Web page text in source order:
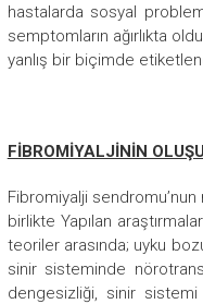
hastalarda sosyal
semptomların ağırlıkta
yanlış bir biçimde
FİBROMİYALJİNİN
Fibromiyalji
birlikte Yapılan
teoriler arasında; uyku
sinir sisteminde
dengesizliği, sinir